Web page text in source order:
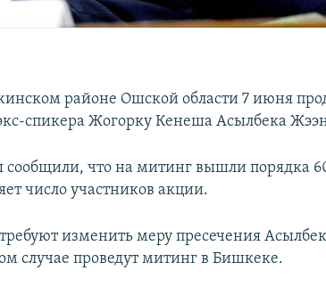
районе Ошской области 7 июня
спикера Жогорку Кенеша Асылбека
сообщили, что на митинг вышли порядка
число участников акции.
изменить меру пресечения
случае проведут митинг в Бишкеке.